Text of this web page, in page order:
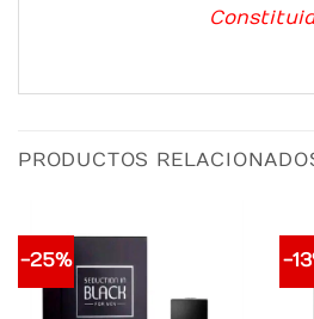
PRODUCTOS
-25% -